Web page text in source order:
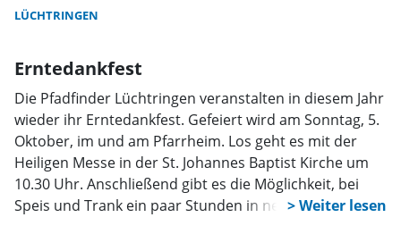
Ruch, Oberärztin ebendort werden zu folgenden
LÜCHTRINGEN
Erntedankfest
Die Pfadfinder Lüchtringen veranstalten in diesem Jahr
wieder ihr Erntedankfest. Gefeiert wird am Sonntag, 5.
Oktober, im und am Pfarrheim. Los geht es mit der
Heiligen Messe in der St. Johannes Baptist Kirche um
10.30 Uhr. Anschließend gibt es die Möglichkeit, bei
Speis und Trank ein paar Stunden in netter Geselligkeit